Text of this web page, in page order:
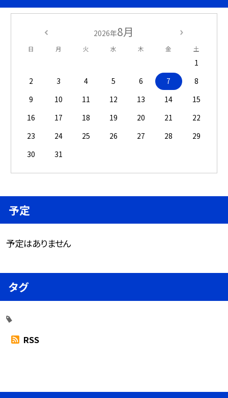
2026年8月
日 月 火 水 木 金 土
1
2
3 4 5 6 7
8
9
10 11 12 13 14
15
16
17 18 19 20 21
22
23
24 25 26 27 28
29
30
31
予定
予定はありません
タグ
RSS